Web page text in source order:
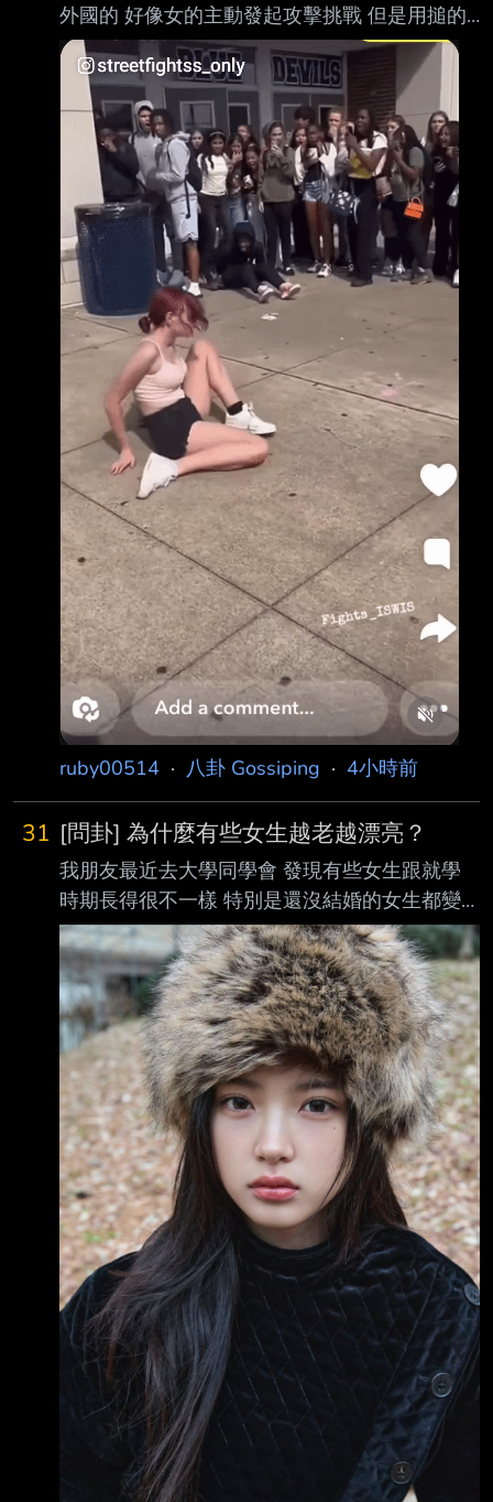
外國的 好像女的主動發起攻擊挑戰 但是用搥的
結果男的不爽直接一拳結束 女的直接被打茫在
地上 太扯了吧 怎有女的敢直接跟男生打架 有人
說男的算克制了 分出勝負就沒要補 真的牙起來
女的會直接被打死 有沒有這麼誇張？
http://i.imgur.com/bWnLTqg.jpg 看到下面有人
說 女生唯一能贏的 就只有這樣幾類會怕傷到妳
的 現實中男女差距原來這麼大？ 有沒有八卦？
-- 真假 男生優勢這麼大喔.. 怎你的說法跟大家不
一
ruby00514 · 八卦 Gossiping · 4小時前
31 [問卦] 為什麼有些女生越老越漂亮？
我朋友最近去大學同學會 發現有些女生跟就學
時期長得很不一樣 特別是還沒結婚的女生都變
漂亮很多 想問為什麼有些女生越老越漂亮？ --